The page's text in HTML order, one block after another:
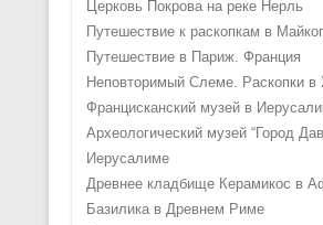
Церковь Покрова на реке Нерль
Путешествие к раскопкам в
Путешествие в Париж. Франция
Неповторимый Слеме. Раскопки в
Францисканский музей в
Археологический музей “Город
Иерусалиме
Древнее кладбище Керамикос в
Базилика в Древнем Риме